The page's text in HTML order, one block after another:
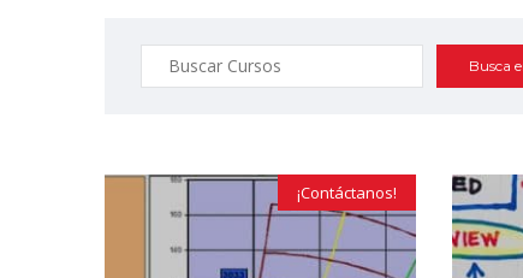
Buscar:
¡Contáctanos!